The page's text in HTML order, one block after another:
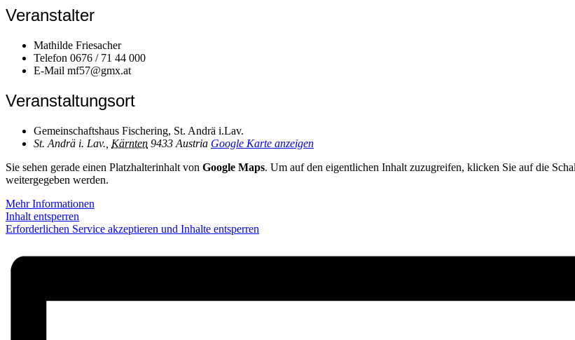
Veranstalter
Mathilde Friesacher
Telefon 0676 / 71 44 000
E-Mail mf57@gmx.at
Veranstaltungsort
Gemeinschaftshaus Fischering, St. Andrä i.Lav.
St. Andrä i. Lav. Kärnten 9433 Austria Google Karte anzeigen
Sie sehen gerade einen Platzhalterinhalt von Google Maps. Um auf den eigentlichen Inhalt zuzugreifen, klicken Sie auf die
weitergegeben werden.
Mehr Informationen
Inhalt entsperren
Erforderlichen Service akzeptieren und Inhalte entsperren